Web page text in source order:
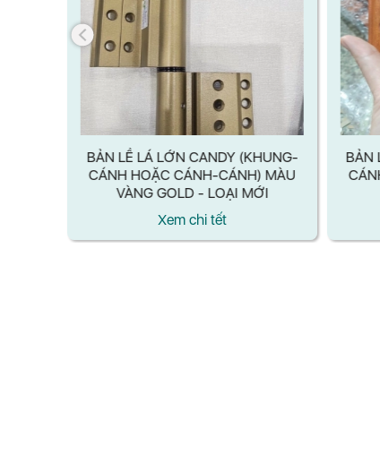
BẢN LỀ LÁ LỚN CANDY (KHUNG-
CÁNH HOẶC CÁNH-CÁNH) MÀU
VÀNG GOLD - LOẠI MỚI
Xem chi tết
BẢN